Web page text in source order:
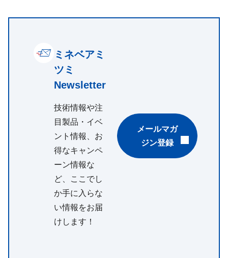
ミネベアミ
ツミ
Newsletter
技術情報や注
目製品・イベ
ント情報、お
得なキャンペ
ーン情報な
ど、ここでし
か手に入らな
い情報をお届
けします！
メールマガ
ジン登録